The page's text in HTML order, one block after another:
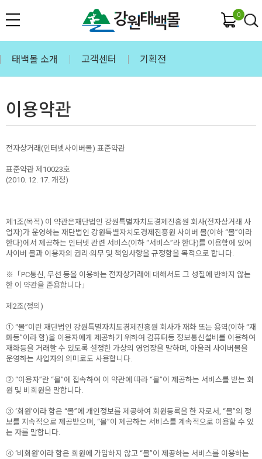
0
태백몰 소개 고객센터 기획전
이용약관
전자상거래(인터넷사이버몰) 표준약관
표준약관 제10023호
(2010. 12. 17. 개정)
제1조(목적) 이 약관은재단법인 강원특별자치도경제진흥원 회사(전자상거래 사
업자)가 운영하는 재단법인 강원특별자치도경제진흥원 사이버 몰(이하 “몰”이라
한다)에서 제공하는 인터넷 관련 서비스(이하 “서비스”라 한다)를 이용함에 있어
사이버 몰과 이용자의 권리·의무 및 책임사항을 규정함을 목적으로 합니다.
※「PC통신, 무선 등을 이용하는 전자상거래에 대해서도 그 성질에 반하지 않는
한 이 약관을 준용합니다」
제2조(정의)
① “몰”이란 재단법인 강원특별자치도경제진흥원 회사가 재화 또는 용역(이하 “재
화등”이라 함)을 이용자에게 제공하기 위하여 컴퓨터등 정보통신설비를 이용하여
재화등을 거래할 수 있도록 설정한 가상의 영업장을 말하며, 아울러 사이버몰을
운영하는 사업자의 의미로도 사용합니다.
② “이용자”란 “몰”에 접속하여 이 약관에 따라 “몰”이 제공하는 서비스를 받는 회
원 및 비회원을 말합니다.
③ ‘회원’이라 함은 “몰”에 개인정보를 제공하여 회원등록을 한 자로서, “몰”의 정
보를 지속적으로 제공받으며, “몰”이 제공하는 서비스를 계속적으로 이용할 수 있
는 자를 말합니다.
④ ‘비회원’이라 함은 회원에 가입하지 않고 “몰”이 제공하는 서비스를 이용하는